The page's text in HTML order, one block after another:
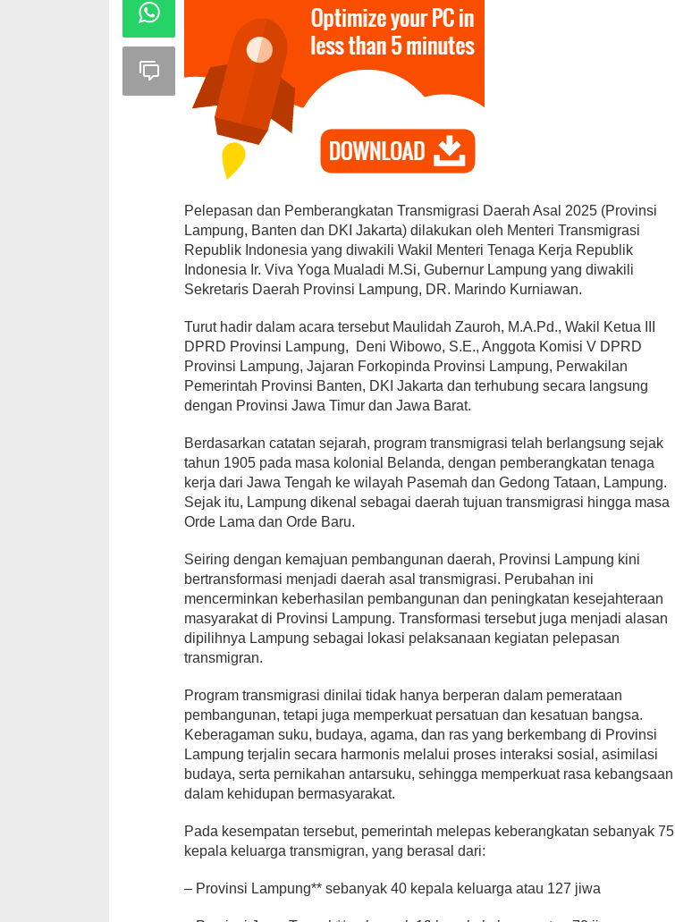
Pelepasan dan Pemberangkatan Transmigrasi Daerah Asal 2025 (Provinsi
Lampung, Banten dan DKI Jakarta) dilakukan oleh Menteri Transmigrasi
Republik Indonesia yang diwakili Wakil Menteri Tenaga Kerja Republik
Indonesia Ir. Viva Yoga Mualadi M.Si, Gubernur Lampung yang diwakili
Sekretaris Daerah Provinsi Lampung, DR. Marindo Kurniawan.
Turut hadir dalam acara tersebut Maulidah Zauroh, M.A.Pd., Wakil Ketua III
DPRD Provinsi Lampung, Deni Wibowo, S.E., Anggota Komisi V DPRD
Provinsi Lampung, Jajaran Forkopinda Provinsi Lampung, Perwakilan
Pemerintah Provinsi Banten, DKI Jakarta dan terhubung secara langsung
dengan Provinsi Jawa Timur dan Jawa Barat.
Berdasarkan catatan sejarah, program transmigrasi telah berlangsung sejak
tahun 1905 pada masa kolonial Belanda, dengan pemberangkatan tenaga
kerja dari Jawa Tengah ke wilayah Pasemah dan Gedong Tataan, Lampung.
Sejak itu, Lampung dikenal sebagai daerah tujuan transmigrasi hingga masa
Orde Lama dan Orde Baru.
Seiring dengan kemajuan pembangunan daerah, Provinsi Lampung kini
bertransformasi menjadi daerah asal transmigrasi. Perubahan ini
mencerminkan keberhasilan pembangunan dan peningkatan kesejahteraan
masyarakat di Provinsi Lampung. Transformasi tersebut juga menjadi alasan
dipilihnya Lampung sebagai lokasi pelaksanaan kegiatan pelepasan
transmigran.
Program transmigrasi dinilai tidak hanya berperan dalam pemerataan
pembangunan, tetapi juga memperkuat persatuan dan kesatuan bangsa.
Keberagaman suku, budaya, agama, dan ras yang berkembang di Provinsi
Lampung terjalin secara harmonis melalui proses interaksi sosial, asimilasi
budaya, serta pernikahan antarsuku, sehingga memperkuat rasa kebangsaan
dalam kehidupan bermasyarakat.
Pada kesempatan tersebut, pemerintah melepas keberangkatan sebanyak 75
kepala keluarga transmigran, yang berasal dari:
– Provinsi Lampung** sebanyak 40 kepala keluarga atau 127 jiwa